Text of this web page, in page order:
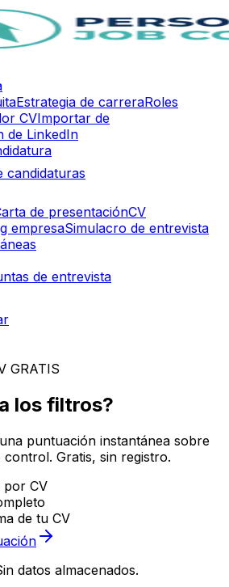
Estrategia de carreraRoles
CVImportar de
de LinkedIn
candidaturas
de presentaciónCV
empresaSimulacro de entrevista
de entrevista
GRATIS
los filtros?
puntuación instantánea sobre
Gratis, sin registro.
por CV
de tu CV
datos almacenados.